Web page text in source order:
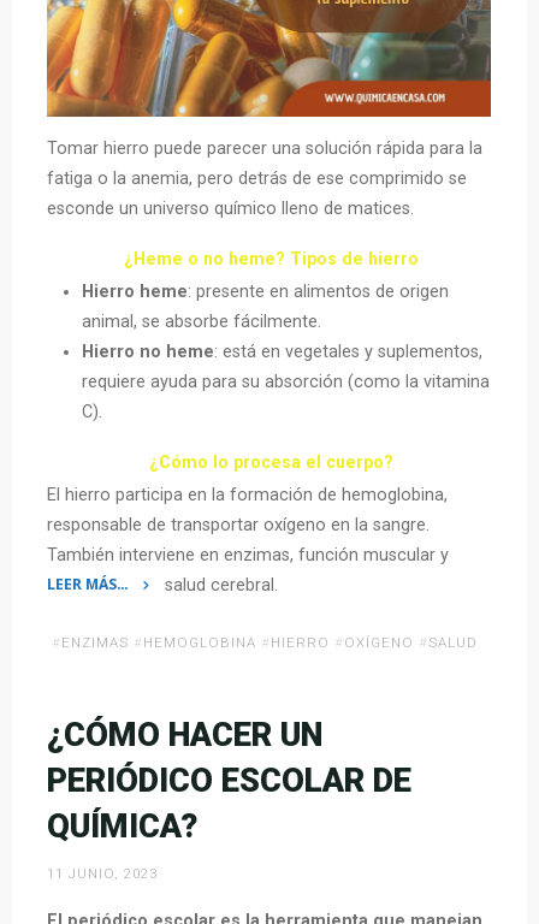
Tomar hierro puede parecer una solución rápida para la
fatiga o la anemia, pero detrás de ese comprimido se
esconde un universo químico lleno de matices.
¿Heme o no heme? Tipos de hierro
Hierro heme: presente en alimentos de origen
animal, se absorbe fácilmente.
Hierro no heme: está en vegetales y suplementos,
requiere ayuda para su absorción (como la vitamina
C).
¿Cómo lo procesa el cuerpo?
El hierro participa en la formación de hemoglobina,
responsable de transportar oxígeno en la sangre.
También interviene en enzimas, función muscular y
salud cerebral.
LEER MÁS…
y
lo
que
dice
la
química
de
# ENZIMAS # HEMOGLOBINA # HIERRO # OXÍGENO # SALUD
¿CÓMO HACER UN
PERIÓDICO ESCOLAR DE
QUÍMICA?
11 JUNIO, 2023